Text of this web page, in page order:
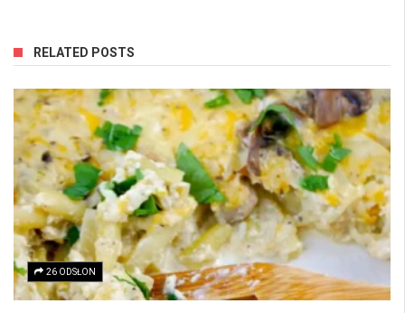
RELATED POSTS
26 ODSŁON